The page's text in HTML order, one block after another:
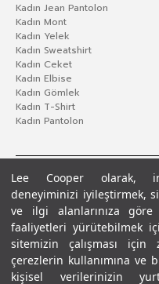
Lee Cooper olarak,
deneyiminizi iyileştirmek,
ve ilgi alanlarınıza göre
faaliyetleri yürütebilmek
sitemizin çalışması için
çerezlerin kullanımına ve
kişisel verilerinizin
Kadın Jean Pantolon
Kadın Mont
Kadın Yelek
Kadın Sweatshirt
Kadın Ceket
Kadın Elbise
Kadın Gömlek
Kadın T-Shirt
Kadın Pantolon
Gizlilik PolitikasıÇerez Politikası
© 2026